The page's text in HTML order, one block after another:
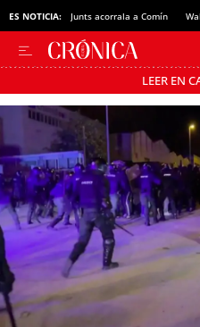
ES NOTICIA: Junts acorrala a Comín
LEER EN
Pásate al MODO